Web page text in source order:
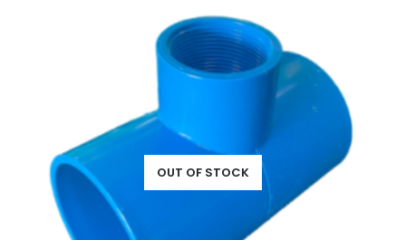
OUT OF STOCK